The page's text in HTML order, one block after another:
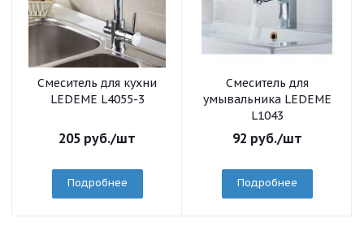
Смеситель для кухни
LEDEME L4055-3
205 руб./шт
Подробнее
Смеситель для
умывальника LEDEME
L1043
92 руб./шт
Подробнее